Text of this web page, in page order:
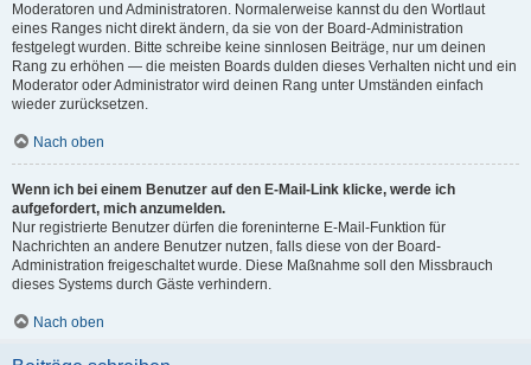
Moderatoren und Administratoren. Normalerweise kannst du den Wortlaut
eines Ranges nicht direkt ändern, da sie von der Board-Administration
festgelegt wurden. Bitte schreibe keine sinnlosen Beiträge, nur um deinen
Rang zu erhöhen — die meisten Boards dulden dieses Verhalten nicht und ein
Moderator oder Administrator wird deinen Rang unter Umständen einfach
wieder zurücksetzen.
Nach oben
Wenn ich bei einem Benutzer auf den E-Mail-Link klicke, werde ich
aufgefordert, mich anzumelden.
Nur registrierte Benutzer dürfen die foreninterne E-Mail-Funktion für
Nachrichten an andere Benutzer nutzen, falls diese von der Board-
Administration freigeschaltet wurde. Diese Maßnahme soll den Missbrauch
dieses Systems durch Gäste verhindern.
Nach oben